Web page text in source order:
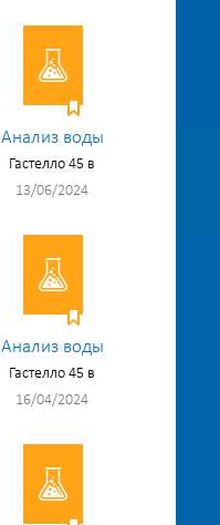
Анализ воды
Гастелло 45 в
13/06/2024
Анализ воды
Гастелло 45 в
16/04/2024